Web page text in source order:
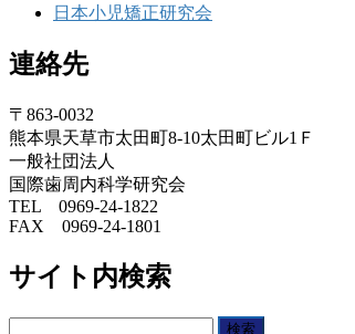
日本小児矯正研究会
連絡先
〒863-0032
熊本県天草市太田町8-10太田町ビル1Ｆ
一般社団法人
国際歯周内科学研究会
TEL 0969-24-1822
FAX 0969-24-1801
サイト内検索